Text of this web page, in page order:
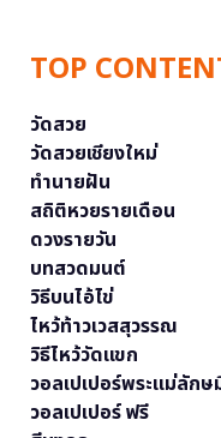
TOP
วัดสวย
วัดสวยเชียงใหม่
ทำนายฝัน
สถิติหวยรายเดือน
ดวงรายวัน
บทสวดมนต์
วิธีบนไอ้ไข่
ไหว้ท้าวเวสสุวรรณ
วิธีไหว้วัดแขก
วอลเปเปอร์พระแม่ลักษ
วอลเปเปอร์ ฟรี